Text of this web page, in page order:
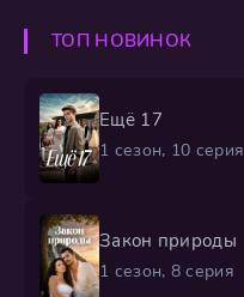
ТОП НОВИНОК
Ещё 17
1 сезон, 10 серия
Закон природы
1 сезон, 8 серия